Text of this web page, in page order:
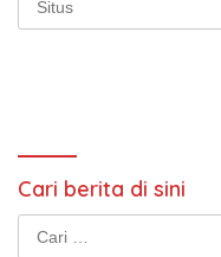
Cari berita di sini